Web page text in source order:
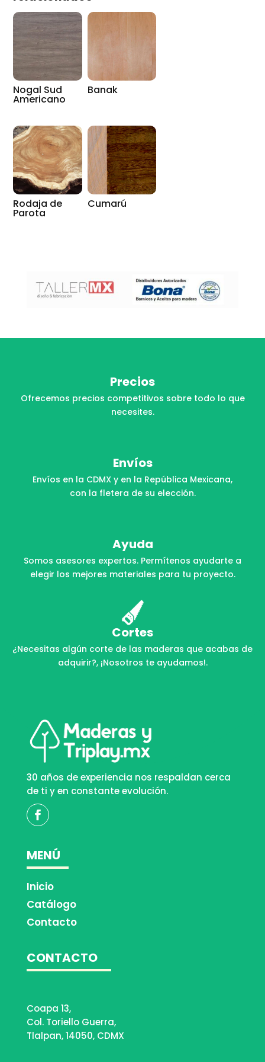
Nogal Sud
Americano
Banak
Rodaja de
Parota
Cumarú
Precios
Ofrecemos precios competitivos sobre todo lo que
necesites.
Envíos
Envíos en la CDMX y en la República Mexicana,
con la fletera de su elección.
Ayuda
Somos asesores expertos. Permítenos ayudarte a
elegir los mejores materiales para tu proyecto.
Cortes
¿Necesitas algún corte de las maderas que acabas de
adquirir?, ¡Nosotros te ayudamos!.
30 años de experiencia nos respaldan cerca
de ti y en constante evolución.
MENÚ
Inicio
Catálogo
Contacto
CONTACTO
Coapa 13,
Col. Toriello Guerra,
Tlalpan, 14050, CDMX